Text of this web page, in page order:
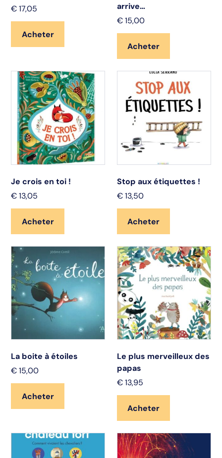
€ 17,05
Acheter
arrive…
€ 15,00
Acheter
Je crois en toi !
€ 13,05
Acheter
Stop aux étiquettes !
€ 13,50
Acheter
La boite à étoiles
€ 15,00
Acheter
Le plus merveilleux des
papas
€ 13,95
Acheter